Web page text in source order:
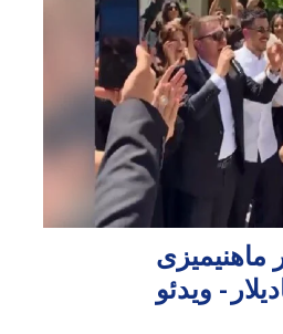
ماهنیمیزی
- ویدئو